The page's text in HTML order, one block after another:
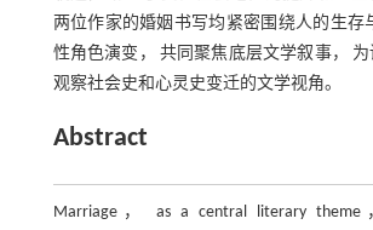
两位作家的婚姻书写均紧密围绕人的生存
性角色演变， 共同聚焦底层文学叙事，
观察社会史和心灵史变迁的文学视角。
Abstract
Marriage， as a central literary theme